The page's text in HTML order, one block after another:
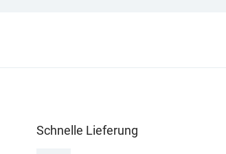
Schnelle Lieferung